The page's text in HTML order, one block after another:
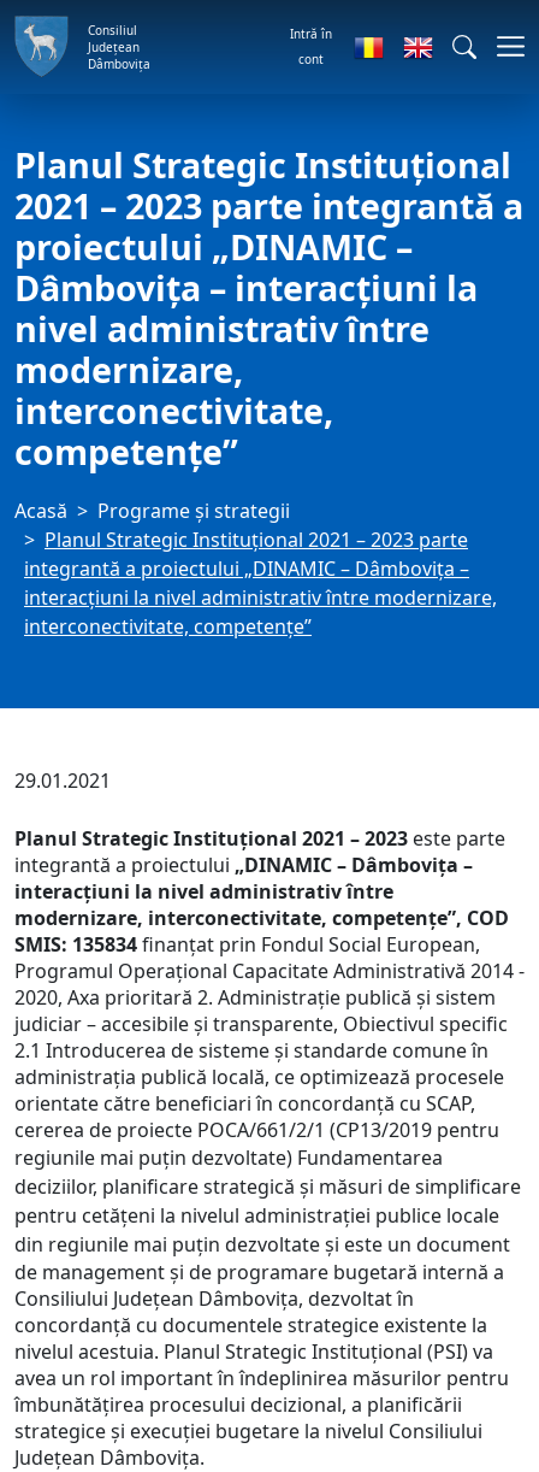
Consiliul
Județean
Dâmbovița
Intră în
cont
Planul Strategic Instituţional
2021 – 2023 parte integrantă a
proiectului „DINAMIC –
Dâmboviţa – interacţiuni la
nivel administrativ între
modernizare,
interconectivitate,
competenţe”
Acasă
Programe și strategii
Planul Strategic Instituţional 2021 – 2023 parte
integrantă a proiectului „DINAMIC – Dâmboviţa –
interacţiuni la nivel administrativ între modernizare,
interconectivitate, competenţe”
29.01.2021
Planul Strategic Instituţional 2021 – 2023 este parte
integrantă a proiectului „DINAMIC – Dâmboviţa –
interacţiuni la nivel administrativ între
modernizare, interconectivitate, competenţe”, COD
SMIS: 135834finanțat prin Fondul Social European,
Programul Operaţional Capacitate Administrativă 2014 -
2020, Axa prioritară 2. Administrație publică și sistem
judiciar – accesibile şi transparente, Obiectivul specific
2.1 Introducerea de sisteme și standarde comune în
administrația publică locală, ce optimizează procesele
orientate către beneficiari în concordanță cu SCAP,
cererea de proiecte POCA/661/2/1 (CP13/2019 pentru
regiunile mai puțin dezvoltate) Fundamentarea
deciziilor, planificare strategică și măsuri de simplificare
pentru cetățeni la nivelul administrației publice locale
din regiunile mai puțin dezvoltateși este un document
de management şi de programare bugetară internă a
Consiliului Judeţean Dâmboviţa, dezvoltat în
concordanţă cu documentele strategice existente la
nivelul acestuia. Planul Strategic Instituţional (PSI) va
avea un rol important în îndeplinirea măsurilor pentru
îmbunătăţirea procesului decizional, a planificării
strategice şi execuţiei bugetare la nivelul Consiliului
Județean Dâmboviţa.